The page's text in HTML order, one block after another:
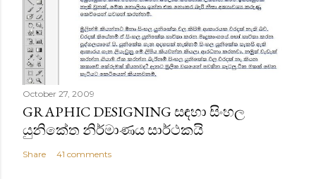
October 27, 2009
GRAPHIC DESIGNING සඳහා සිංහල
යුනිකේත නිර්මාණය සාර්ථකයි
Share 41 comments